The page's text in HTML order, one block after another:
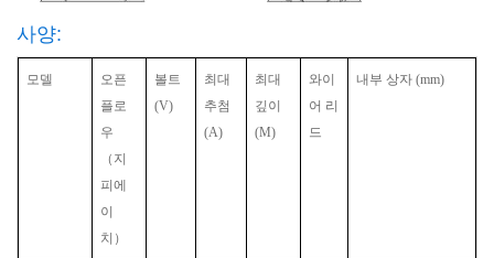
사양:
모델
오픈
플로
우
（지
피에
이
치）
볼트
(V)
최대
추첨
(A)
최대
깊이
(M)
와이
어 리
드
내부 상자 (mm)